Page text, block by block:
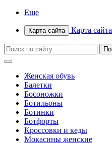
Еще
Карта сайта Карта сайта
Женская обувь
Балетки
Босоножки
Ботильоны
Ботинки
Ботфорты
Кроссовки и кеды
Мокасины женские